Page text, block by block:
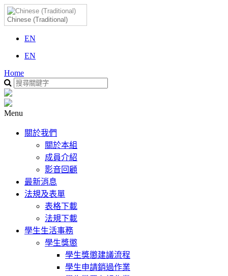
Chinese (Traditional)
EN
EN
Home
Menu
關於我們
關於本組
成員介紹
影音回顧
最新消息
法規及表單
表格下載
法規下載
學生生活事務
學生獎懲
學生獎懲建議流程
學生申請銷過作業